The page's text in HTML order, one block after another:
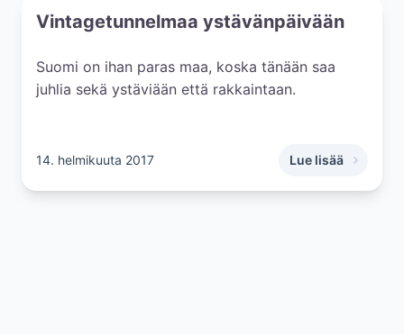
Vintagetunnelmaa ystävänpäivään
Suomi on ihan paras maa, koska tänään saa
juhlia sekä ystäviään että rakkaintaan.
14. helmikuuta 2017 Lue lisää
,